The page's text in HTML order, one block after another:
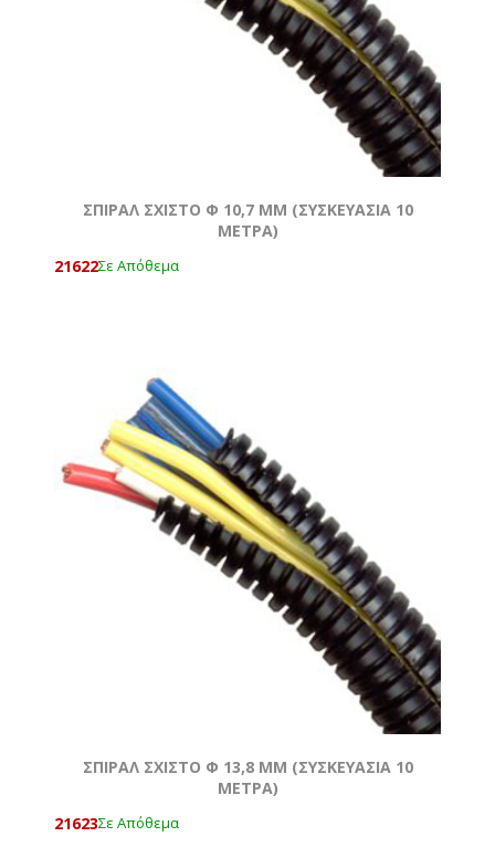
ΣΠΙΡΑΛ ΣΧΙΣΤΟ Φ 10,7 MM (ΣΥΣΚΕΥΑΣΙΑ 10
ΜΕΤΡΑ)
21622Σε Απόθεμα
ΣΠΙΡΑΛ ΣΧΙΣΤΟ Φ 13,8 MM (ΣΥΣΚΕΥΑΣΙΑ 10
ΜΕΤΡΑ)
21623Σε Απόθεμα